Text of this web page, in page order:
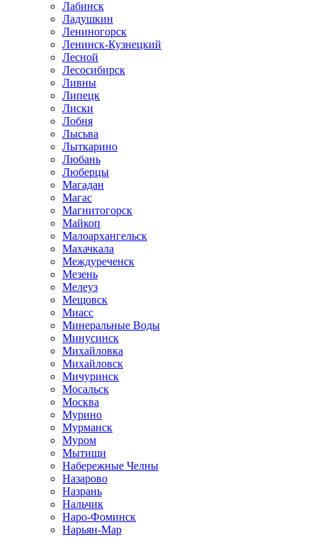
Лабинск
Ладушкин
Лениногорск
Ленинск-Кузнецкий
Лесной
Лесосибирск
Ливны
Липецк
Лиски
Лобня
Лысьва
Лыткарино
Любань
Люберцы
Магадан
Магас
Магнитогорск
Майкоп
Малоархангельск
Махачкала
Междуреченск
Мезень
Мелеуз
Мещовск
Миасс
Минеральные Воды
Минусинск
Михайловка
Михайловск
Мичуринск
Мосальск
Москва
Мурино
Мурманск
Муром
Мытищи
Набережные Челны
Назарово
Назрань
Нальчик
Наро-Фоминск
Нарьян-Мар